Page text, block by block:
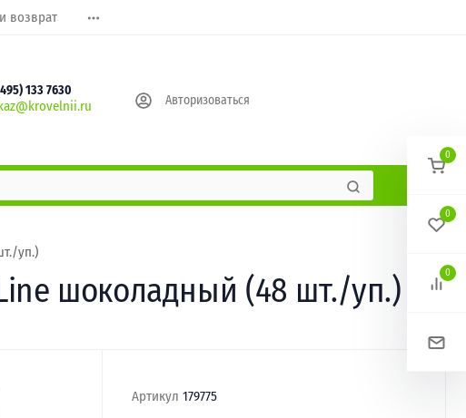
возврат
133 7630
Авторизоваться
уп.)
шоколадный (48 шт./уп.)
Артикул 179775
0
0
0